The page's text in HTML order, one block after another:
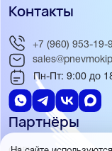
Партнёры
Контакты
+7 (960) 953-19-
Пн-Пт: 9:00 до